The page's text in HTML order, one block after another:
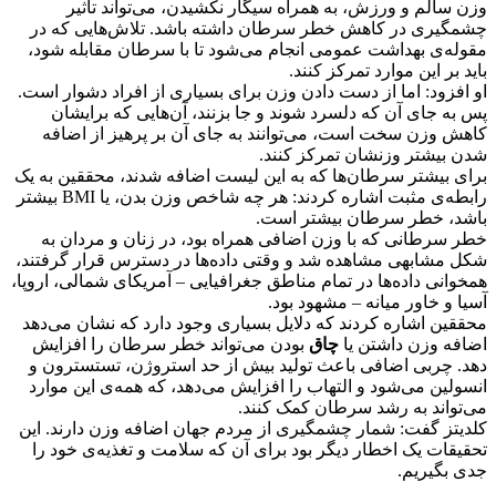
وزن سالم و ورزش، به همراه سیگار نکشیدن، می‌تواند تاثیر
چشمگیری در کاهش خطر سرطان داشته باشد. تلاش‌هایی که در
مقوله‌ی بهداشت عمومی انجام می‌شود تا با سرطان مقابله شود،
باید بر این موارد تمرکز کنند.
او افزود: اما از دست دادن وزن برای بسیاری از افراد دشوار است.
پس به جای آن که دلسرد شوند و جا بزنند، آن‌هایی که برایشان
کاهش وزن سخت است، می‌توانند به جای آن بر پرهیز از اضافه
شدن بیشتر وزنشان تمرکز کنند.
برای بیشتر سرطان‌ها که به این لیست اضافه شدند، محققین به یک
رابطه‌ی مثبت اشاره کردند: هر چه شاخص وزن بدن، یا BMI بیشتر
باشد، خطر سرطان بیشتر است.
خطر سرطانی که با وزن اضافی همراه بود، در زنان و مردان به
شکل مشابهی مشاهده شد و وقتی داده‌ها در دسترس قرار گرفتند،
همخوانی داده‌ها در تمام مناطق جغرافیایی – آمریکای شمالی، اروپا،
آسیا و خاور میانه – مشهود بود.
محققین اشاره کردند که دلایل بسیاری وجود دارد که نشان می‌دهد
اضافه وزن داشتن یا چاق بودن می‌تواند خطر سرطان را افزایش
دهد. چربی اضافی باعث تولید بیش از حد استروژن، تستسترون و
انسولین می‌شود و التهاب را افزایش می‌دهد، که همه‌ی این موارد
می‌تواند به رشد سرطان کمک کنند.
کلدیتز گفت: شمار چشمگیری از مردم جهان اضافه وزن دارند. این
تحقیقات یک اخطار دیگر بود برای آن که سلامت و تغذیه‌ی خود را
جدی بگیریم.